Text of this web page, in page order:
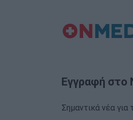
Εγγραφή στο
Σημαντικά νέα για